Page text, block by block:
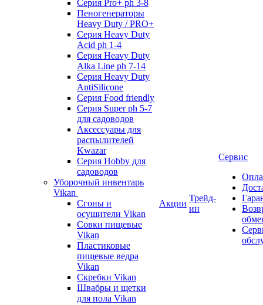
Серия Pro+ ph 3-8
Пеногенераторы
Heavy Duty / PRO+
Серия Heavy Duty
Acid ph 1-4
Серия Heavy Duty
Alka Line ph 7-14
Серия Heavy Duty
AntiSilicone
Серия Food friendly
Серия Super ph 5-7
для садоводов
Аксессуары для
распылителей
Kwazar
Серия Hobby для
садоводов
Уборочный инвентарь
Vikan
Сгоны и
осушители Vikan
Совки пищевые
Vikan
Пластиковые
пищевые ведра
Vikan
Скребки Vikan
Швабры и щетки
для пола Vikan
Акции
Трейд-
ин
Сервис